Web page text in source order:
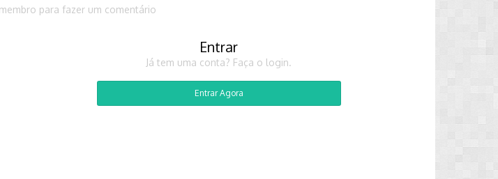
para fazer um comentário
Entrar
Já tem uma conta? Faça o login.
Entrar Agora